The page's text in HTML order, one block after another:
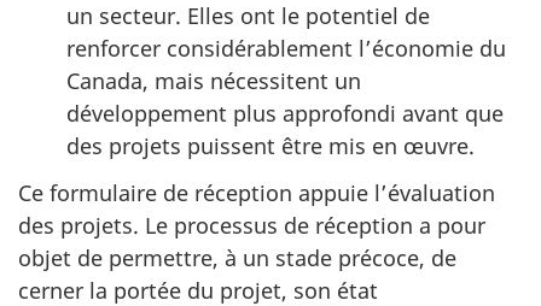
un secteur. Elles ont le potentiel de
renforcer considérablement l’économie du
Canada, mais nécessitent un
développement plus approfondi avant que
des projets puissent être mis en œuvre.
Ce formulaire de réception appuie l’évaluation
des projets. Le processus de réception a pour
objet de permettre, à un stade précoce, de
cerner la portée du projet, son état